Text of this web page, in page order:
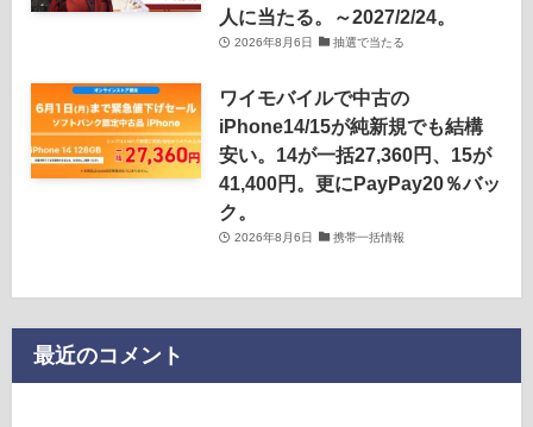
人に当たる。～2027/2/24。
2026年8月6日 抽選で当たる
ワイモバイルで中古の
iPhone14/15が純新規でも結構
安い。14が一括27,360円、15が
41,400円。更にPayPay20％バッ
ク。
2026年8月6日 携帯一括情報
最近のコメント